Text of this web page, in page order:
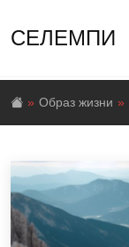
СЕЛЕМПИ
Образ жизни